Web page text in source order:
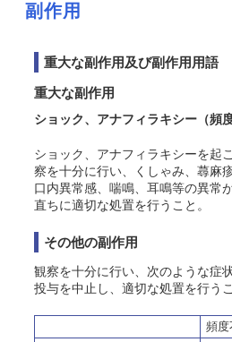
副作用
重大な副作用及び副作用用語
重大な副作用
ショック、アナフィラキシー （頻
ショック 、アナフィラキシーを起
察を十分に行い、くしゃみ、蕁麻
口内異常感、喘鳴、耳鳴等の異常
直ちに適切な処置を行うこと。
その他の副作用
観察を十分に行い、次のような症
投与を中止し、適切な処置を行うこ
頻度